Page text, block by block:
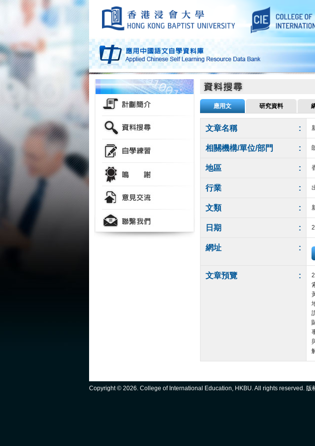
應用文 研究資料
文章名稱 :
相關機構/單位/部門 :
地區 :
行業 :
文類 :
日期 :
網址 :
文章預覽 :
Copyright © 2026. College of International Education, HKBU. All rights reserved. 版